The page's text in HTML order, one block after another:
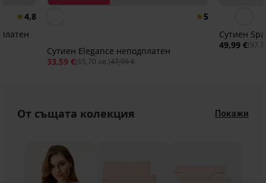
4,8
5
Сутиен Elegancе неподплатен
33,59 €(65,70 лв.)47,99 €
Сутиен
49,99 €
От същата колекция Покажи